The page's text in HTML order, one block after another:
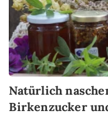
Natürlich
Birkenzucker